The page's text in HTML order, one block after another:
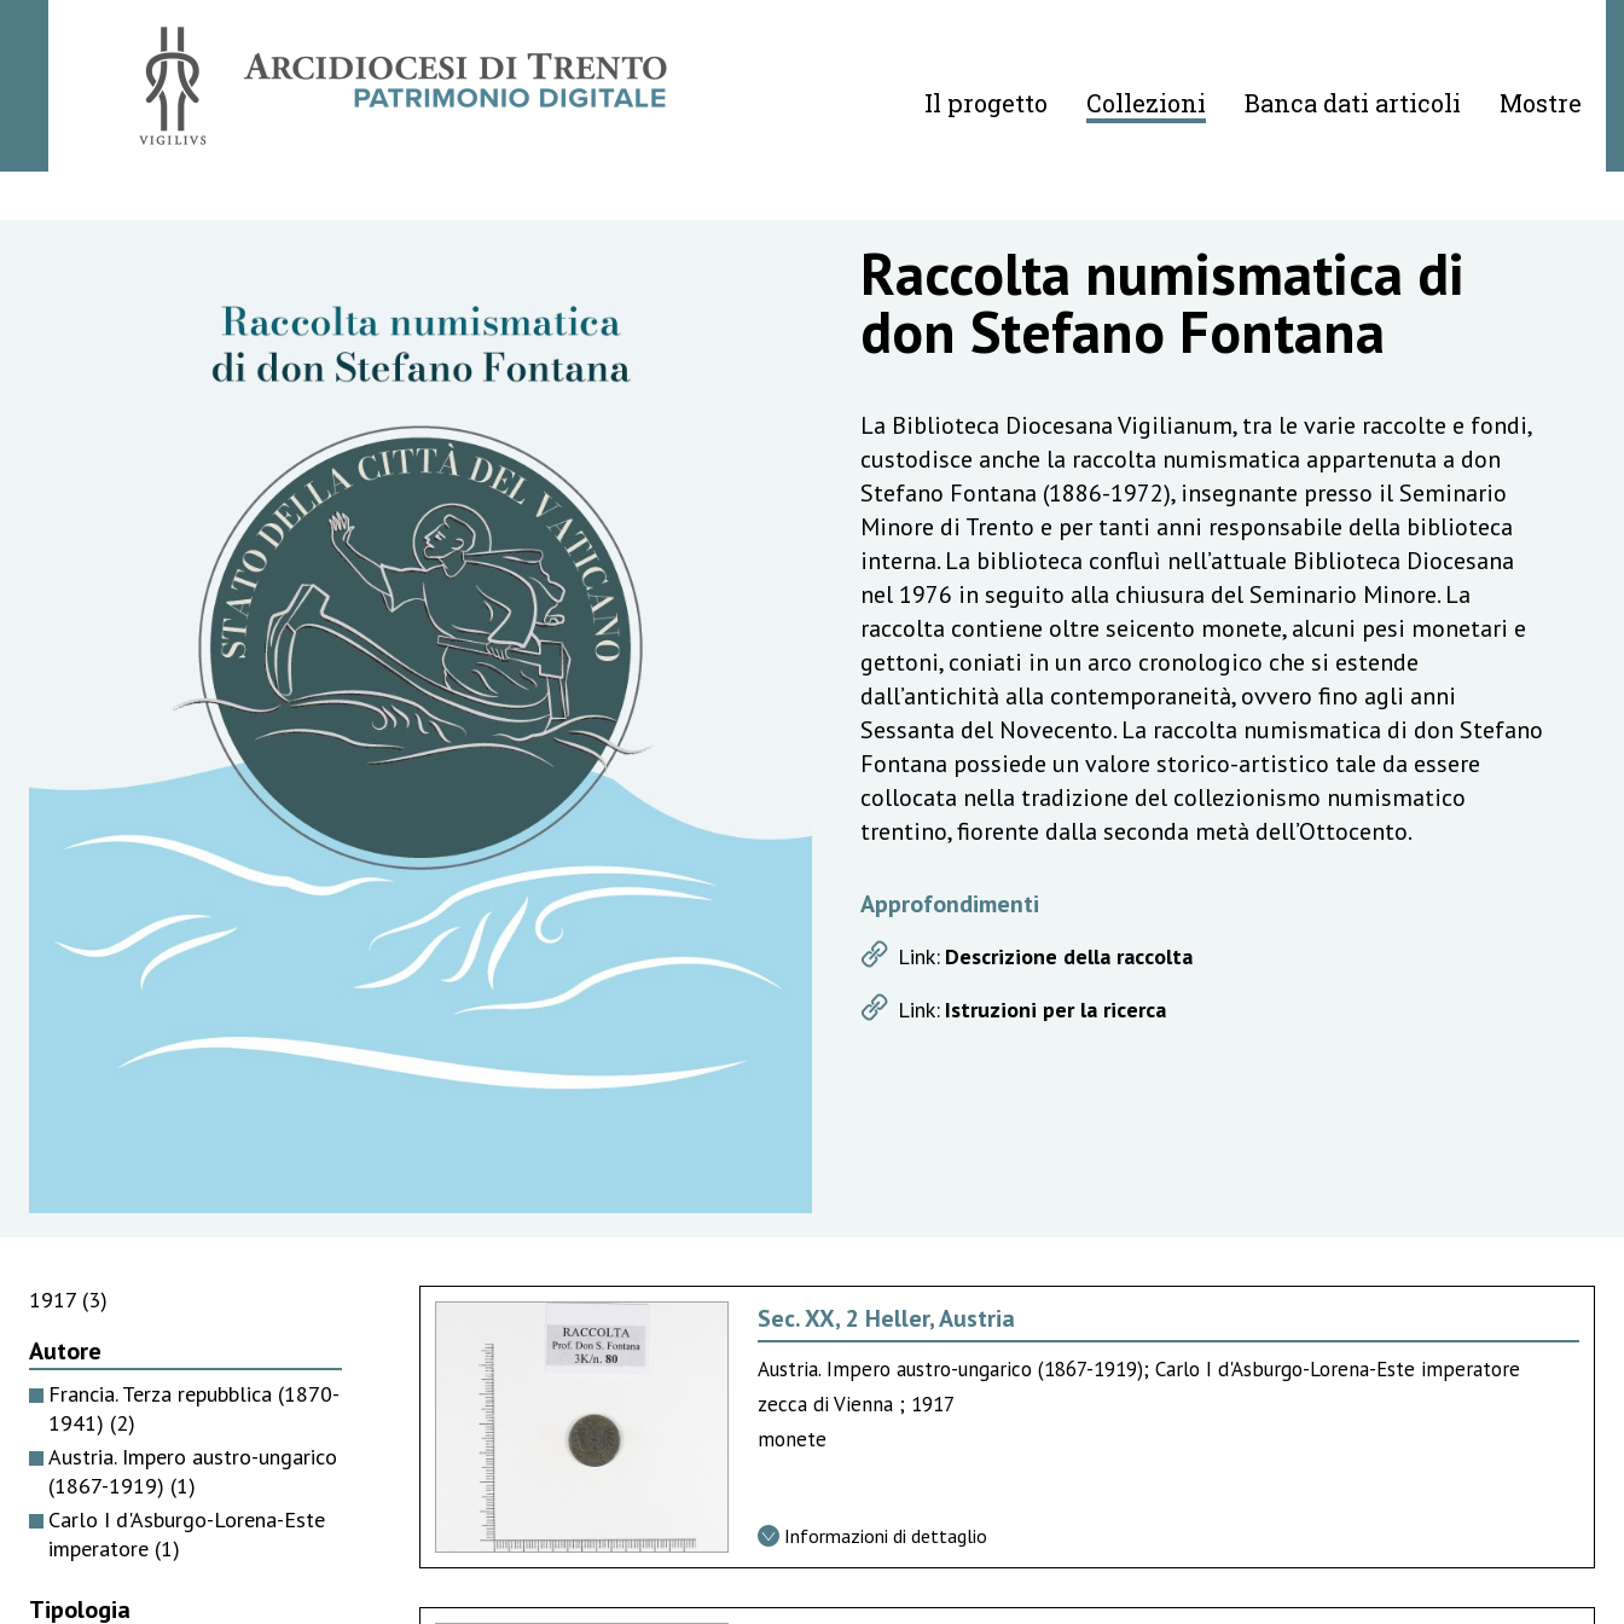
Il progetto Collezioni Banca dati articoli Mostre
Raccolta numismatica di
don Stefano Fontana
La Biblioteca Diocesana Vigilianum, tra le varie raccolte e fondi,
custodisce anche la raccolta numismatica appartenuta a don
Stefano Fontana (1886-1972), insegnante presso il Seminario
Minore di Trento e per tanti anni responsabile della biblioteca
interna. La biblioteca confluì nell’attuale Biblioteca Diocesana
nel 1976 in seguito alla chiusura del Seminario Minore. La
raccolta contiene oltre seicento monete, alcuni pesi monetari e
gettoni, coniati in un arco cronologico che si estende
dall’antichità alla contemporaneità, ovvero fino agli anni
Sessanta del Novecento. La raccolta numismatica di don Stefano
Fontana possiede un valore storico-artistico tale da essere
collocata nella tradizione del collezionismo numismatico
trentino, fiorente dalla seconda metà dell’Ottocento.
Approfondimenti
Link: Descrizione della raccolta
Link: Istruzioni per la ricerca
1917 (3)
Autore
Francia. Terza repubblica (1870-
1941) (2)
Austria. Impero austro-ungarico
(1867-1919) (1)
Carlo I d'Asburgo-Lorena-Este
imperatore (1)
Tipologia
Sec. XX, 2 Heller, Austria
Austria. Impero austro-ungarico (1867-1919); Carlo I d'Asburgo-Lorena-Este imperatore
zecca di Vienna ; 1917
monete
Informazioni di dettaglio